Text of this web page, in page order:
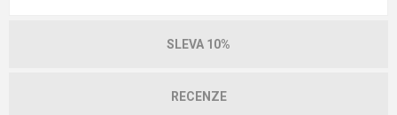
SLEVA 10%
RECENZE